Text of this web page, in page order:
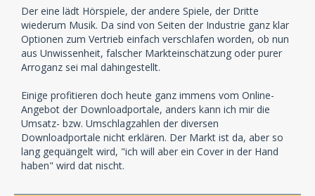
Der eine lädt Hörspiele, der andere Spiele, der Dritte
wiederum Musik. Da sind von Seiten der Industrie ganz klar
Optionen zum Vertrieb einfach verschlafen worden, ob nun
aus Unwissenheit, falscher Markteinschätzung oder purer
Arroganz sei mal dahingestellt.
Einige profitieren doch heute ganz immens vom Online-
Angebot der Downloadportale, anders kann ich mir die
Umsatz- bzw. Umschlagzahlen der diversen
Downloadportale nicht erklären. Der Markt ist da, aber so
lang gequängelt wird, "ich will aber ein Cover in der Hand
haben" wird dat nischt.